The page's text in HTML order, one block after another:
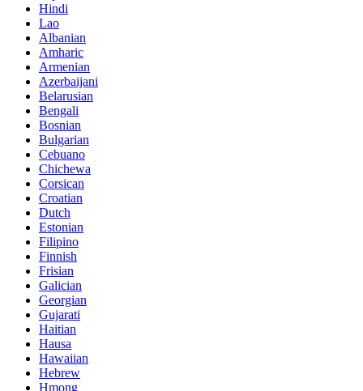
Hindi
Lao
Albanian
Amharic
Armenian
Azerbaijani
Belarusian
Bengali
Bosnian
Bulgarian
Cebuano
Chichewa
Corsican
Croatian
Dutch
Estonian
Filipino
Finnish
Frisian
Galician
Georgian
Gujarati
Haitian
Hausa
Hawaiian
Hebrew
Hmong